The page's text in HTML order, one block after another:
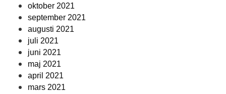
oktober 2021
september 2021
augusti 2021
juli 2021
juni 2021
maj 2021
april 2021
mars 2021